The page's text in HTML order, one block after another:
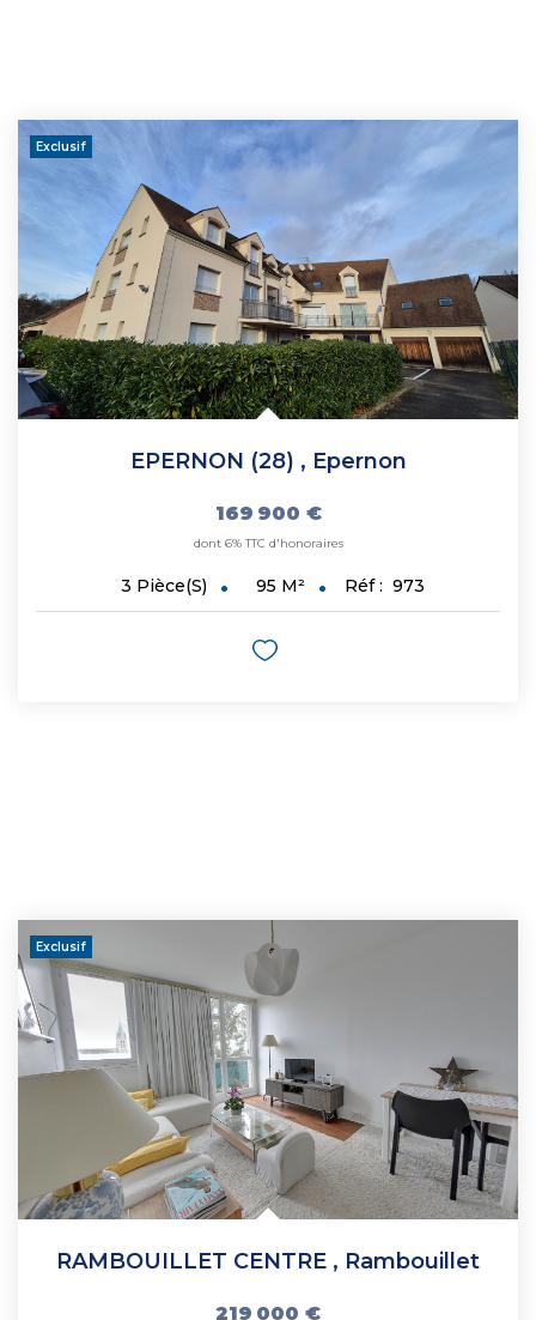
Exclusif
EPERNON (28) , Epernon
169 900 €
dont 6% TTC d'honoraires
3 Pièce(s) 95 M² Réf : 973
Exclusif
RAMBOUILLET CENTRE , Rambouillet
219 000 €